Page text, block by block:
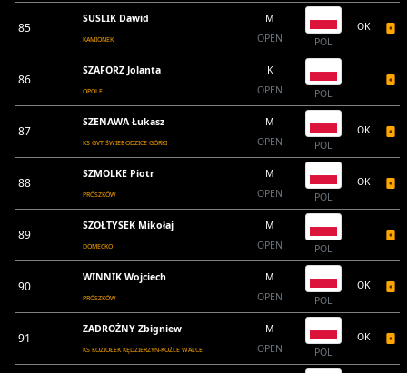
85
SUSLIK Dawid
KAMIONEK
M
OPEN
POL
OK
86
SZAFORZ Jolanta
OPOLE
K
OPEN
POL
87
SZENAWA Łukasz
KS GVT ŚWIEBODZICE GÓRKI
M
OPEN
POL
OK
88
SZMOLKE Piotr
PRÓSZKÓW
M
OPEN
POL
OK
89
SZOŁTYSEK Mikołaj
DOMECKO
M
OPEN
POL
90
WINNIK Wojciech
PRÓSZKÓW
M
OPEN
POL
OK
91
ZADROŻNY Zbigniew
KS KOZIOŁEK KĘDZIERZYN-KOŹLE WALCE
M
OPEN
POL
OK